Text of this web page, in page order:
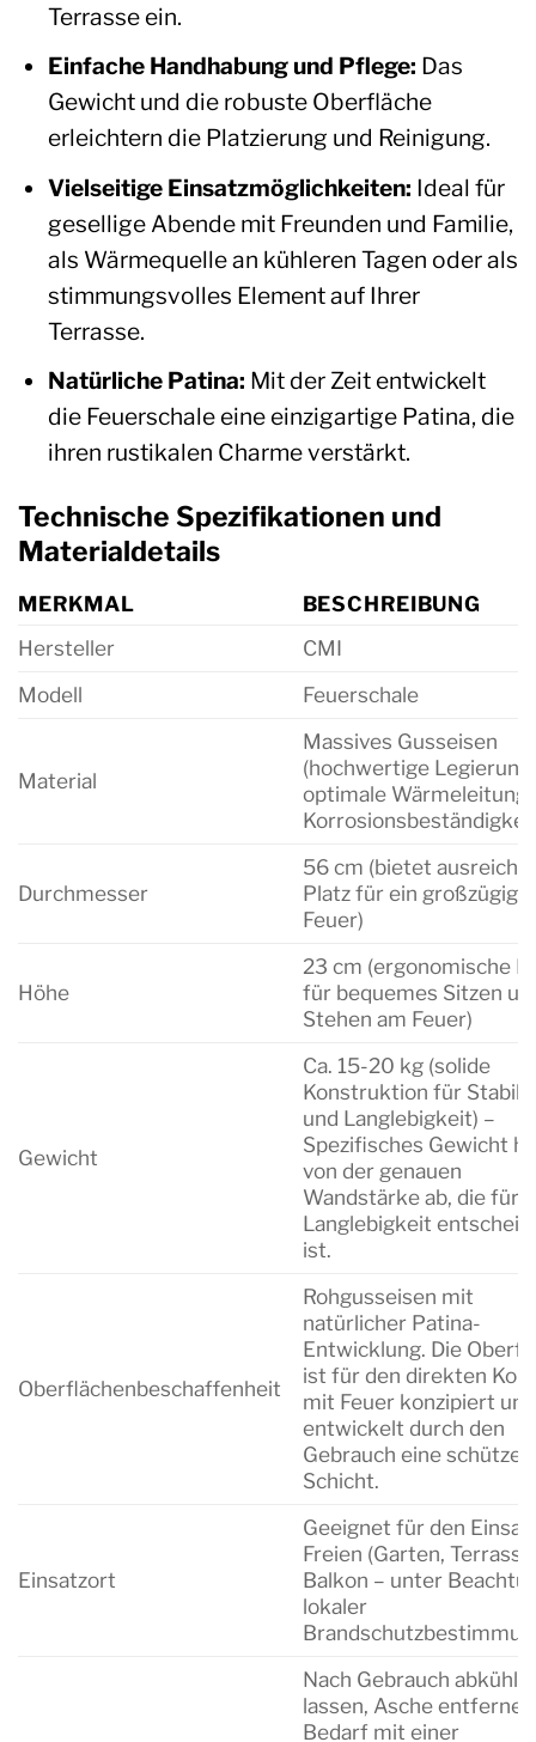
Terrasse ein.
Einfache Handhabung und Pflege: Das
Gewicht und die robuste Oberfläche
erleichtern die Platzierung und Reinigung.
Vielseitige Einsatzmöglichkeiten: Ideal für
gesellige Abende mit Freunden und Familie,
als Wärmequelle an kühleren Tagen oder als
stimmungsvolles Element auf Ihrer
Terrasse.
Natürliche Patina: Mit der Zeit entwickelt
die Feuerschale eine einzigartige Patina, die
ihren rustikalen Charme verstärkt.
Technische Spezifikationen und
Materialdetails
MERKMAL
BESCHREIBUNG
Hersteller
CMI
Modell
Feuerschale
Material
Massives Gusseisen
(hochwertige
optimale Wärmeleitung
Durchmesser
56 cm (bietet
Platz für ein
Feuer)
Höhe
23 cm (ergonomische
für bequemes Sitzen
Stehen am Feuer)
Gewicht
Ca. 15-20 kg (solide
Konstruktion für
und Langlebigkeit) –
Spezifisches Gewicht
von der genauen
Wandstärke ab, die für
Langlebigkeit
ist.
Oberflächenbeschaffenheit
Rohgusseisen mit
natürlicher Patina-
Entwicklung. Die
ist für den direkten
mit Feuer konzipiert und
entwickelt durch den
Gebrauch eine
Schicht.
Einsatzort
Geeignet für den
Freien (Garten,
Balkon – unter
lokaler
Nach Gebrauch
lassen, Asche
Bedarf mit einer